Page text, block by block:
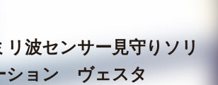
リ波センサー見守りソリ
ション ヴェスタ